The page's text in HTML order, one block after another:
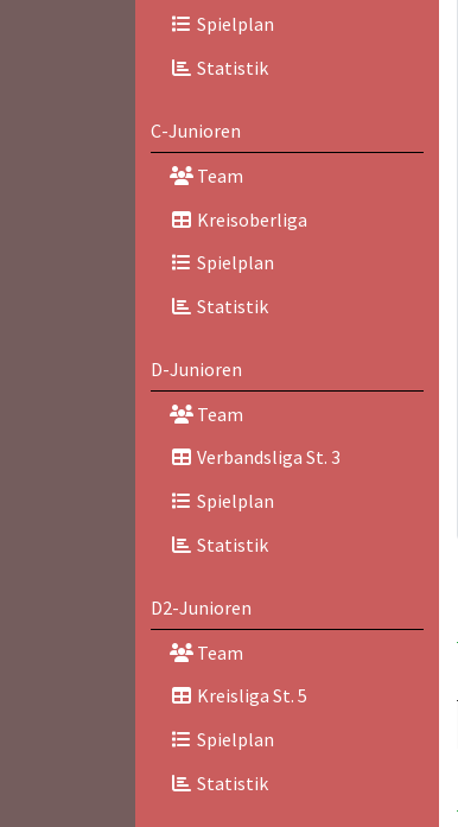
Spielplan
Statistik
C-Junioren
Team
Kreisoberliga
Spielplan
Statistik
D-Junioren
Team
Verbandsliga St. 3
Spielplan
Statistik
D2-Junioren
Team
Kreisliga St. 5
Spielplan
Statistik